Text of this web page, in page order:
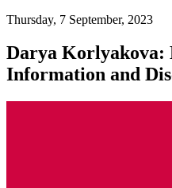
Thursday, 7 September, 2023
Darya Korlyakova:
Information and